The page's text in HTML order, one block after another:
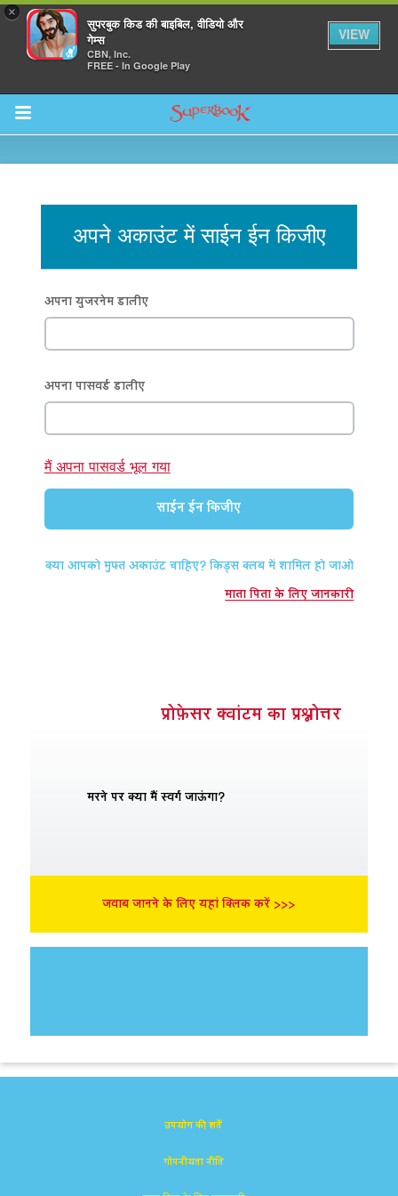
×
सुपरबुक किड की बाइबिल, वीडियो और
गेम्स
CBN, Inc.
FREE - In Google Play
VIEW
Return to Content
अपने अकाउंट में साईन ईन किजीए
अपना युजरनेम डालीए
अपना पासवर्ड डालीए
मैं अपना पासवर्ड भूल गया
साईन ईन किजीए
क्या आपको मुफ्त अकाउंट चाहिए? किड्स क्लब में शामिल हो जाओ
माता पिता के लिए जानकारी
प्रोफ़ेसर क्वांटम का प्रश्नोत्तर
मरने पर क्या मैं स्वर्ग जाऊंगा?
जवाब जानने के लिए यहां क्लिक करें >>>
उपयोग की शर्तें
गोपनीयता नीति